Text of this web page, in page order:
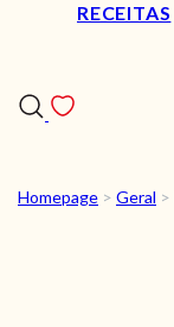
RECEITAS
Homepage > Geral >